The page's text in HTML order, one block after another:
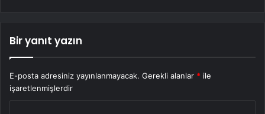
Bir yanıt yazın
E-posta adresiniz yayınlanmayacak. Gerekli alanlar * ile
işaretlenmişlerdir